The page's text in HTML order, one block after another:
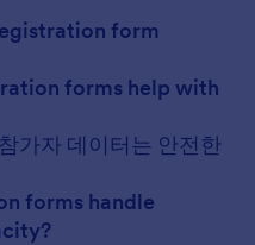
form
forms help with
가자 데이터는 안전한
forms handle